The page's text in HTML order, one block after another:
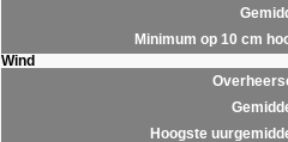
Minimum op 10 cm
Wind
Hoogste